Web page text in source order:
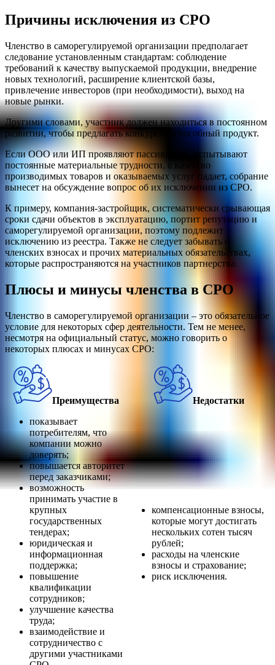
Причины исключения из СРО
Членство в саморегулируемой организации предполагает
следование установленным стандартам: соблюдение
требований к качеству выпускаемой продукции, внедрение
новых технологий, расширение клиентской базы,
привлечение инвесторов (при необходимости), выход на
новые рынки.
Другими словами, участник должен находиться в постоянном
развитии, чтобы предлагать конкурентоспособный продукт.
Если ООО или ИП проявляют пассивность, испытывают
постоянные материальные трудности, а качество
производимых товаров и оказываемых услуг падает, собрание
вынесет на обсуждение вопрос об их исключении из СРО.
К примеру, компания-застройщик, систематически срывающая
сроки сдачи объектов в эксплуатацию, портит репутацию и
саморегулируемой организации, поэтому подлежит
исключению из реестра. Также не следует забывать о
членских взносах и прочих материальных обязательствах,
которые распространяются на участников партнерства.
Плюсы и минусы членства в СРО
Членство в саморегулируемой организации – это обязательное
условие для некоторых сфер деятельности. Тем не менее,
несмотря на официальный статус, можно говорить о
некоторых плюсах и минусах СРО:
Преимущества
Недостатки
показывает
потребителям, что
компании можно
доверять;
повышается авторитет
перед заказчиками;
возможность
принимать участие в
крупных
государственных
тендерах;
юридическая и
информационная
поддержка;
повышение
квалификации
сотрудников;
улучшение качества
труда;
взаимодействие и
сотрудничество с
другими участниками
компенсационные взносы,
которые могут достигать
нескольких сотен тысяч
рублей;
расходы на членские
взносы и страхование;
риск исключения.